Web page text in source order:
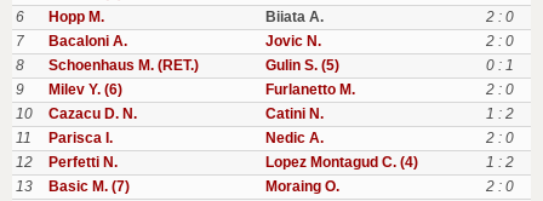
6
Hopp M. Biiata A.
2 : 0
7
Bacaloni A. Jovic N.
2 : 0
8
Schoenhaus M. (RET.) Gulin S. (5)
0 : 1
9
Milev Y. (6) Furlanetto M.
2 : 0
10
Cazacu D. N. Catini N.
1 : 2
11
Parisca I. Nedic A.
2 : 0
12
Perfetti N. Lopez Montagud C. (4)
1 : 2
13
Basic M. (7) Moraing O. 2 : 0